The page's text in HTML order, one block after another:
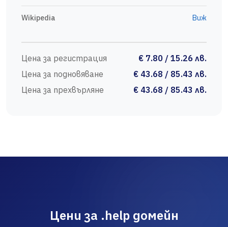
Wikipedia Виж
Цена за регистрация
€ 7.80 / 15.26 лв.
Цена за подновяване
€ 43.68 / 85.43 лв.
Цена за прехвърляне
€ 43.68 / 85.43 лв.
Цени за .help домейн